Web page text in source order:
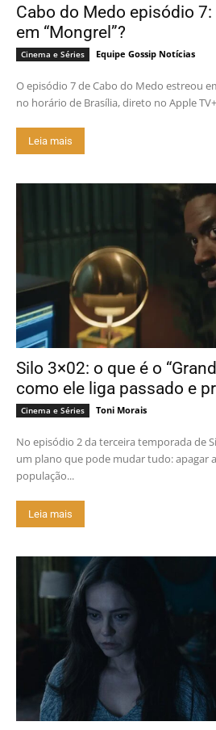
Cabo do Medo episódio
em “Mongrel”?
Cinema e Séries Equipe Gossip Notícias
O episódio 7 de Cabo do Medo estreou
no horário de Brasília, direto no Apple
Leia mais
Silo 3×02: o que é o
como ele liga passado e
Cinema e Séries Toni Morais
No episódio 2 da terceira temporada de
um plano que pode mudar tudo: apagar
população...
Leia mais